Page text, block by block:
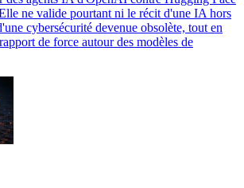
ne valide pourtant ni le récit d'une IA hors
cybersécurité devenue obsolète, tout en
de force autour des modèles de